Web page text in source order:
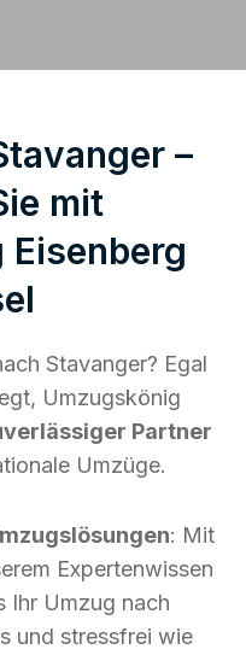
–
mit
Stavanger? Egal
Umzugskönig
Partner
Umzüge.
: Mit
Expertenwissen
Ihr Umzug nach
und stressfrei wie